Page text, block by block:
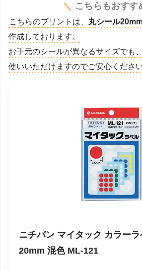
こちらもおすす
こちらのプリントは、 丸シール
作成しております。
お手元のシールが異なるサイズでも
使いいただけますのでご安心ください
ニチバン マイタック カラー
20mm 混色 ML-121